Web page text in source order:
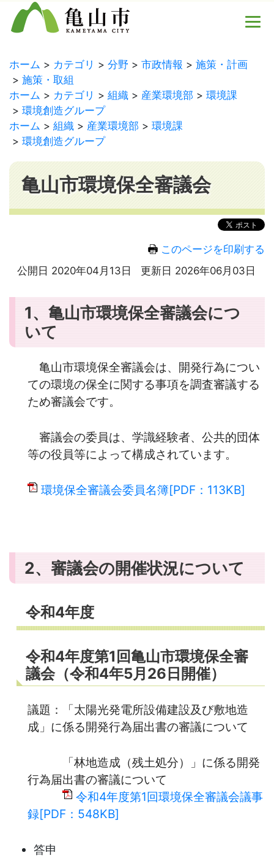
ホーム カテゴリ 分野 市政情報
施策・計画
施策・取組
ホーム
カテゴリ 組織 産業環境部
環境課
環境創造グループ
ホーム
組織 産業環境部
環境課
環境創造グループ
亀山市環境保全審議会
このページを印刷する
公開日 2020年04月13日
更新日 2026年06月03日
1、亀山市環境保全審議会につ
いて
亀山市環境保全審議会は、 開発行為につい
ての環境の保全に関する事項を調査審議する
ため審議会です。
審議会の委員は、 学識経験者、 公共的団体
等の役員等によって構成されています。
環境保全審議会委員名簿[PDF：113KB]
2、審議会の開催状況について
令和4年度
令和4年度第1回亀山市環境保全審
議会（令和4年5月26日開催）
議題：「太陽光発電所設備建設及び敷地造
成」に係る開発行為届出書の審議について
「林地造成（残土処分）」に係る開発
行為届出書の審議について
令和4年度第1回環境保全審議会議事
録[PDF：548KB]
答申